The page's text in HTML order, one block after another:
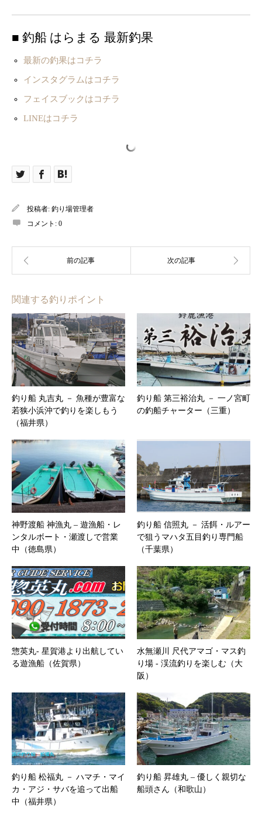
■ 釣船 はらまる 最新釣果
最新の釣果はコチラ
インスタグラムはコチラ
フェイスブックはコチラ
LINEはコチラ
投稿者: 釣り場管理者
コメント: 0
関連する釣りポイント
釣り船 丸吉丸 － 魚種が豊富な
若狭小浜沖で釣りを楽しもう
（福井県）
釣り船 第三裕治丸 － 一ノ宮町
の釣船チャーター（三重）
神野渡船 神漁丸 – 遊漁船・レ
ンタルボート・瀬渡しで営業
中（徳島県）
釣り船 信照丸 － 活餌・ルアー
で狙うマハタ五目釣り専門船
（千葉県）
惣英丸‐ 星賀港より出航してい
る遊漁船（佐賀県）
水無瀬川 尺代アマゴ・マス釣
り場 ‐ 渓流釣りを楽しむ（大
阪）
釣り船 松福丸 － ハマチ・マイ
カ・アジ・サバを追って出船
中（福井県）
釣り船 昇雄丸 – 優しく親切な
船頭さん（和歌山）